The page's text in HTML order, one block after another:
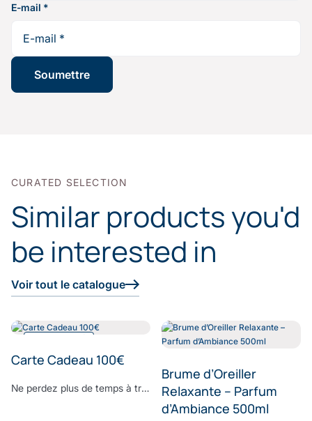
E-mail *
CURATED SELECTION
Similar products you'd
be interested in
Voir tout le catalogue
Carte Cadeau 100€
Ne perdez plus de temps à trouver le cadeau parfait. Surprenez vos proches avec le cadeau dont ils ont toujours rêvé : offrez-leur la E-Carte Cadeau Comptoir du Bambou pour leur permettre de réaliser toutes leurs envies. Choisissez le montant à créditer sur la carte cadeau, ajoutez un message personnalisé et laissez la magie Comptoir du Bambou opérer.
Brume d’Oreiller
Relaxante – Parfum
d’Ambiance 500ml